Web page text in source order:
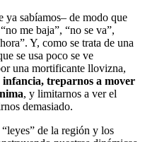
ya sabíamos– de modo que
me baja”, “no se va”,
Y, como se trata de una
se usa poco se ve
una mortificante llovizna,
infancia, treparnos a mover
, y limitarnos a ver el
demasiado.
de la región y los